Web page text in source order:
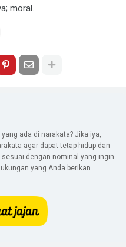
moral.
ada di narakata? Jika iya,
agar dapat tetap hidup dan
dengan nominal yang ingin
yang Anda berikan